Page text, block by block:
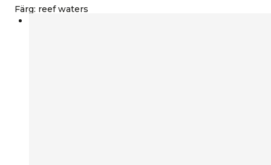
Färg: reef waters